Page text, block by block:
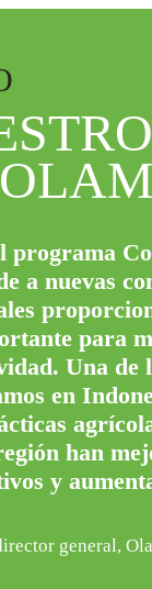
programa
a nuevas
para
Una de
en
han
y
general,